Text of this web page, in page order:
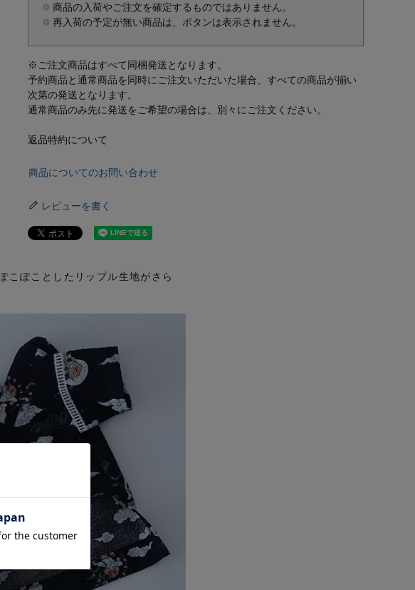
商品の入荷やご注文を確定するものではありません。
再入荷の予定が無い商品は、ボタンは表示されません。
※ご注文商品はすべて同梱発送となります。
予約商品と通常商品を同時にご注文いただいた場合、すべての商品が揃い
次第の発送となります。
通常商品のみ先に発送をご希望の場合は、別々にご注文ください。
返品特約について
商品についてのお問い合わせ
レビューを書く
こぽことしたリップル生地がさら